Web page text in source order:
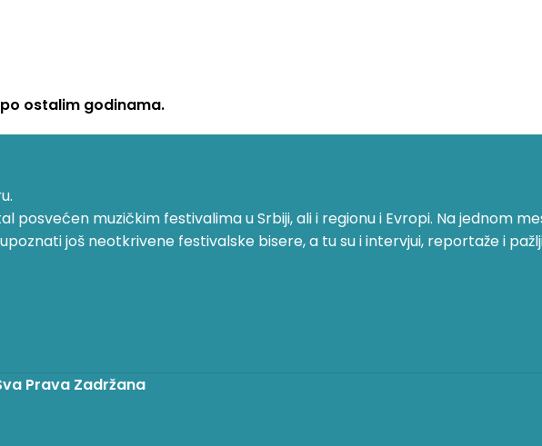
ostalim godinama.
posvećen muzičkim festivalima u Srbiji, ali i regionu i Evropi. Na jednom
još neotkrivene festivalske bisere, a tu su i intervjui, reportaže i
Prava Zadržana